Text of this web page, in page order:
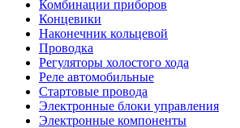
Комбинации приборов
Концевики
Наконечник кольцевой
Проводка
Регуляторы холостого хода
Реле автомобильные
Стартовые провода
Электронные блоки управления
Электронные компоненты